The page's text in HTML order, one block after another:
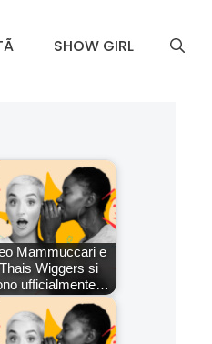
SHOW GIRL
Mammuccari e
Thais Wiggers si
ufficialmente…